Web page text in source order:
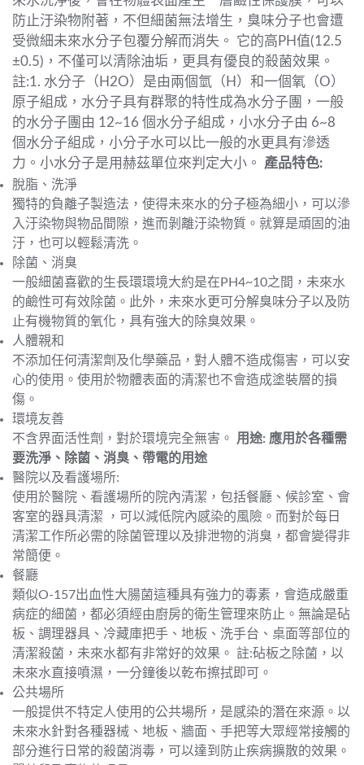
防止汙染物附著，不但細菌無法增生，臭味分子也會遭
受微細未來水分子包覆分解而消失。 它的高PH值(12.5
±0.5)，不僅可以清除油垢，更具有優良的殺菌效果。
註:1. 水分子（H2O）是由兩個氫（H）和一個氧（O）
原子組成，水分子具有群聚的特性成為水分子團，一般
的水分子團由 12~16 個水分子組成，小水分子由 6~8
個水分子組成，小分子水可以比一般的水更具有滲透
力。小水分子是用赫茲單位來判定大小。 產品特色:
脫脂、洗淨
獨特的負離子製造法，使得未來水的分子極為細小，可以滲
入汙染物與物品間隙，進而剝離汙染物質。就算是頑固的油
汙，也可以輕鬆清洗。
除菌、消臭
一般細菌喜歡的生長環環境大約是在PH4~10之間，未來水
的鹼性可有效除菌。此外，未來水更可分解臭味分子以及防
止有機物質的氧化，具有強大的除臭效果。
人體親和
不添加任何清潔劑及化學藥品，對人體不造成傷害，可以安
心的使用。使用於物體表面的清潔也不會造成塗裝層的損
傷。
環境友善
不含界面活性劑，對於環境完全無害。 用途: 應用於各種需
要洗淨、除菌、消臭、帶電的用途
醫院以及看護場所:
使用於醫院、看護場所的院內清潔，包括餐廳、候診室、會
客室的器具清潔 ，可以減低院內感染的風險。而對於每日
清潔工作所必需的除菌管理以及排泄物的消臭，都會變得非
常簡便。
餐廳
類似O-157出血性大腸菌這種具有強力的毒素，會造成嚴重
病症的細菌，都必須經由廚房的衛生管理來防止。無論是砧
板、調理器具、冷藏庫把手、地板、洗手台、桌面等部位的
清潔殺菌，未來水都有非常好的效果。 註:砧板之除菌，以
未來水直接噴濕，一分鐘後以乾布擦拭即可。
公共場所
一般提供不特定人使用的公共場所，是感染的潛在來源。以
未來水針對各種器械、地板、牆面、手把等大眾經常接觸的
部分進行日常的殺菌消毒，可以達到防止疾病擴散的效果。